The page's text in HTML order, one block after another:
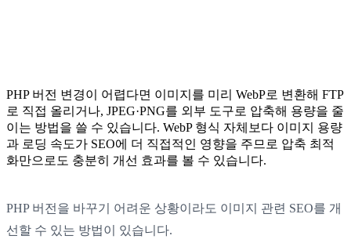
PHP 버전 변경이 어렵다면 이미지를 미리 WebP로 변환해 FTP
로 직접 올리거나, JPEG·PNG를 외부 도구로 압축해 용량을 줄
이는 방법을 쓸 수 있습니다. WebP 형식 자체보다 이미지 용량
과 로딩 속도가 SEO에 더 직접적인 영향을 주므로 압축 최적
화만으로도 충분히 개선 효과를 볼 수 있습니다.
PHP 버전을 바꾸기 어려운 상황이라도 이미지 관련 SEO를 개
선할 수 있는 방법이 있습니다.